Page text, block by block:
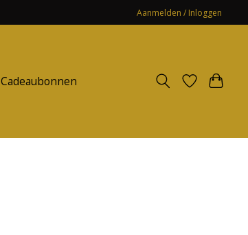
Aanmelden / Inloggen
Cadeaubonnen